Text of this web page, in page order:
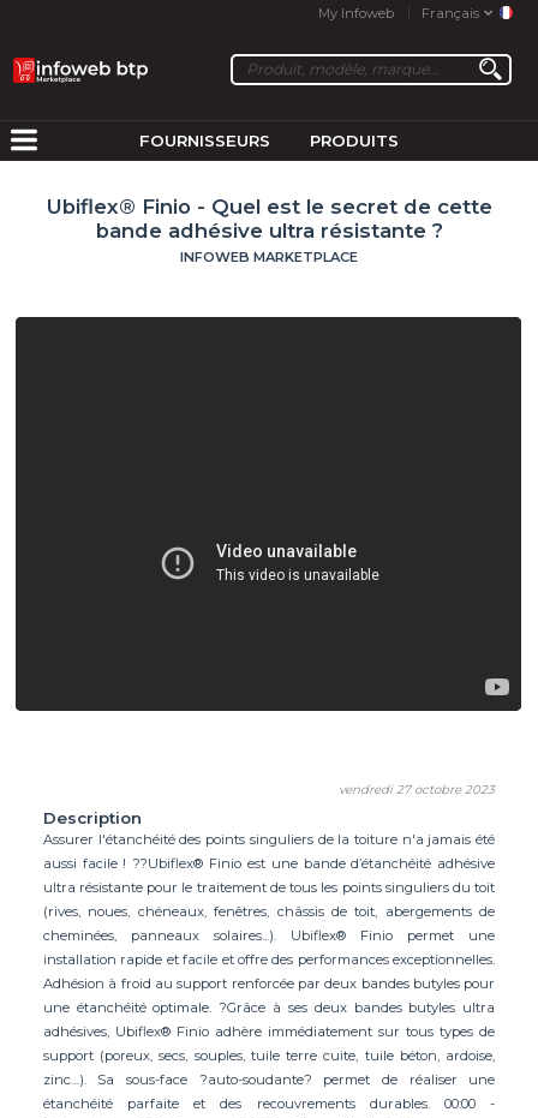
My Infoweb Français
FOURNISSEURS PRODUITS
Ubiflex® Finio - Quel est le secret de cette
bande adhésive ultra résistante ?
INFOWEB MARKETPLACE
vendredi 27 octobre 2023
Description
Assurer l'étanchéité des points singuliers de la toiture n'a jamais été
aussi facile ! ??Ubiflex® Finio est une bande d’étanchéité adhésive
ultra résistante pour le traitement de tous les points singuliers du toit
(rives, noues, chéneaux, fenêtres, châssis de toit, abergements de
cheminées, panneaux solaires...). Ubiflex® Finio permet une
installation rapide et facile et offre des performances exceptionnelles.
Adhésion à froid au support renforcée par deux bandes butyles pour
une étanchéité optimale. ?Grâce à ses deux bandes butyles ultra
adhésives, Ubiflex® Finio adhère immédiatement sur tous types de
support (poreux, secs, souples, tuile terre cuite, tuile béton, ardoise,
zinc…). Sa sous-face ?auto-soudante? permet de réaliser une
étanchéité parfaite et des recouvrements durables. 00:00 -